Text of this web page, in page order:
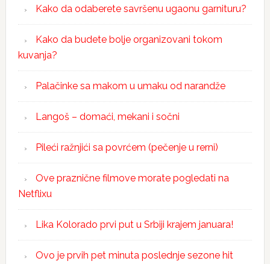
Kako da odaberete savršenu ugaonu garnituru?
Kako da budete bolje organizovani tokom
kuvanja?
Palačinke sa makom u umaku od narandže
Langoš – domaći, mekani i sočni
Pileći ražnjići sa povrćem (pečenje u rerni)
Ove praznične filmove morate pogledati na
Netflixu
Lika Kolorado prvi put u Srbiji krajem januara!
Ovo je prvih pet minuta poslednje sezone hit